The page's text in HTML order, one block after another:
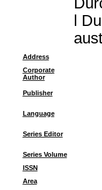
l
Address
Corporate
Author
Publisher
Language
Series Editor
Series Volume
ISSN
Area